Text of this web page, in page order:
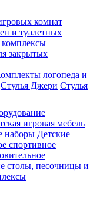
комнат
и туалетных
закрытых
логопеда и
Стулья Джери Стулья
игровая мебель
наборы Детские
спортивное
столы, песочницы и